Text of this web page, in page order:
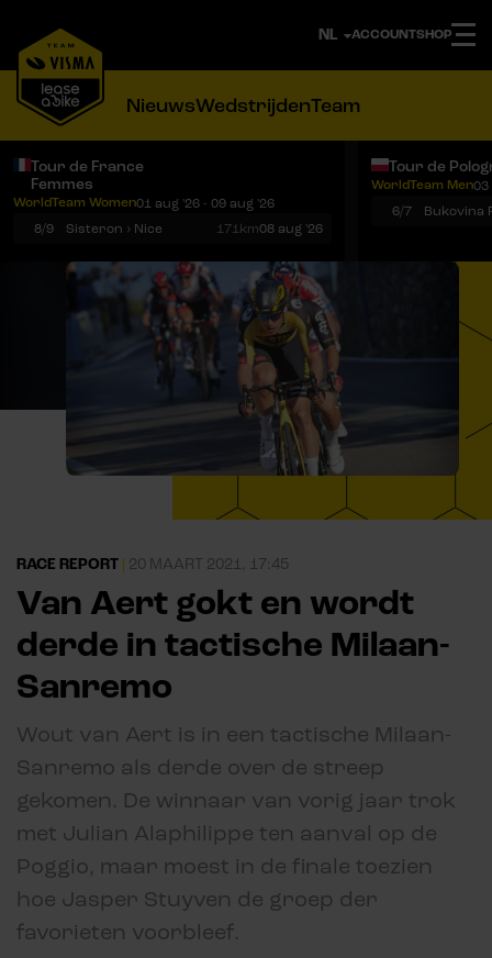
ACCOUNTSHOP
NieuwsWedstrijdenTeam
Tour de France
Femmes
WorldTeam Women01 aug '26 - 09 aug '26
8/9
Sisteron › Nice 171km08 aug '26
Tour de
WorldTeam Men03
6/7
RACE REPORT 20 MAART 2021, 17:45
Van Aert gokt en wordt
derde in tactische Milaan-
Sanremo
Wout van Aert is in een tactische Milaan-
Sanremo als derde over de streep
gekomen. De winnaar van vorig jaar trok
met Julian Alaphilippe ten aanval op de
Poggio, maar moest in de finale toezien
hoe Jasper Stuyven de groep der
favorieten voorbleef.